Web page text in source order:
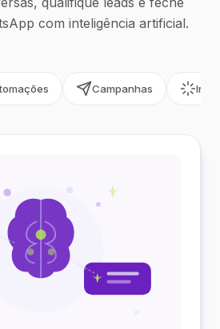
com inteligência artificial.
Campanhas